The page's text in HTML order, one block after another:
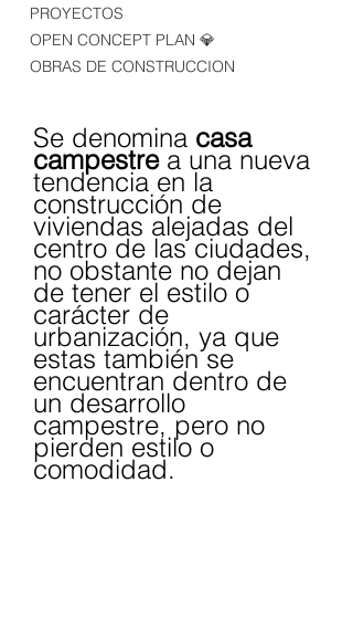
PROYECTOS
OPEN CONCEPT PLAN 💎
OBRAS DE CONSTRUCCION
Se denomina casa
campestre a una nueva
tendencia en la
construcción de
viviendas alejadas del
centro de las ciudades,
no obstante no dejan
de tener el estilo o
carácter de
urbanización, ya que
estas también se
encuentran dentro de
un desarrollo
campestre, pero no
pierden estilo o
comodidad.